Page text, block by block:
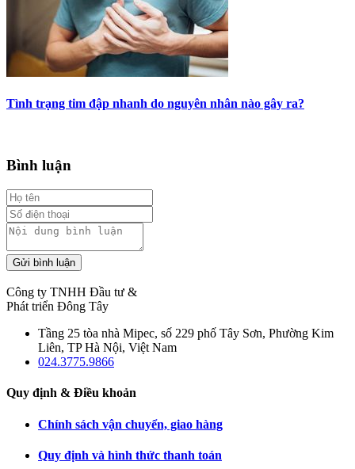
Tình trạng tim đập nhanh do nguyên nhân nào gây ra?
Bình luận
Gửi bình luận
Công ty TNHH Đầu tư &
Phát triển Đông Tây
Tầng 25 tòa nhà Mipec, số 229 phố Tây Sơn, Phường Kim
Liên, TP Hà Nội, Việt Nam
024.3775.9866
Quy định & Điều khoản
Chính sách vận chuyển, giao hàng
Quy định và hình thức thanh toán